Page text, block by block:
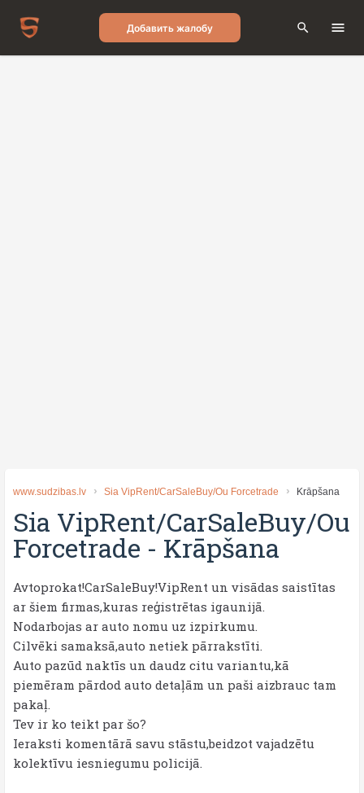
Добавить жалобу
www.sudzibas.lv Sia VipRent/CarSaleBuy/Ou Forcetrade Krāpšana
Sia VipRent/CarSaleBuy/Ou
Forcetrade - Krāpšana
Avtoprokat!CarSaleBuy!VipRent un visādas saistītas
ar šiem firmas,kuras reģistrētas igaunijā.
Nodarbojas ar auto nomu uz izpirkumu.
Cilvēki samaksā,auto netiek pārrakstīti.
Auto pazūd naktīs un daudz citu variantu,kā
piemēram pārdod auto detaļām un paši aizbrauc tam
pakaļ.
Tev ir ko teikt par šo?
Ieraksti komentārā savu stāstu,beidzot vajadzētu
kolektīvu iesniegumu policijā.